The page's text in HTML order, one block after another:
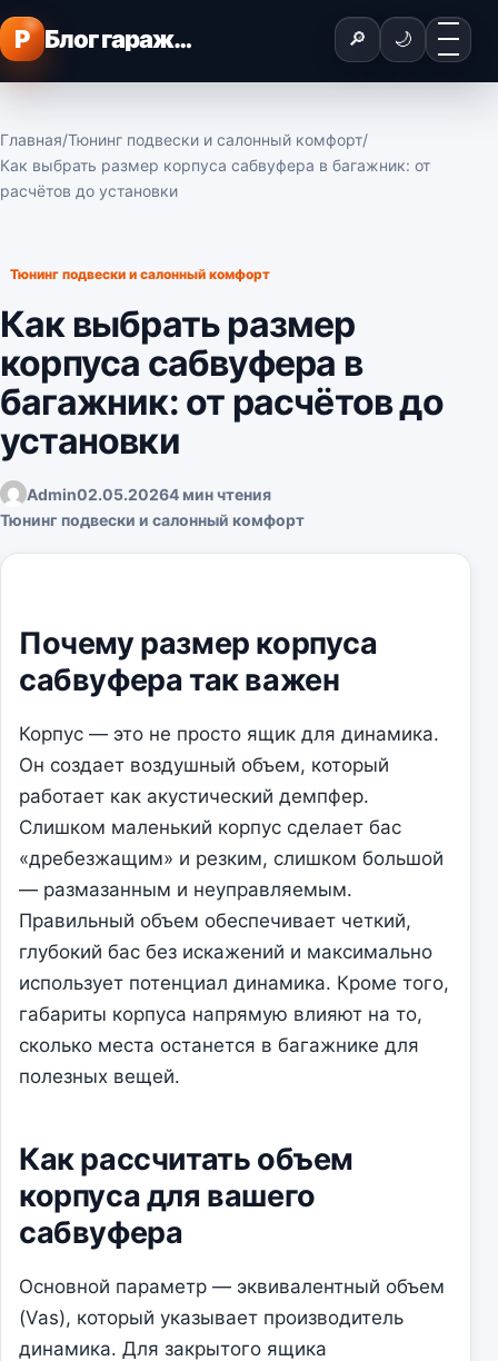
Перейти к содержимому
P Блог гаражного мастера 🔎 🌙 Меню
Главная/Тюнинг подвески и салонный комфорт/
Как выбрать размер корпуса сабвуфера в багажник: от
расчётов до установки
Тюнинг подвески и салонный комфорт
Как выбрать размер
корпуса сабвуфера в
багажник: от расчётов до
установки
Admin02.05.20264 мин чтения
Тюнинг подвески и салонный комфорт
Почему размер корпуса
сабвуфера так важен
Корпус — это не просто ящик для динамика.
Он создает воздушный объем, который
работает как акустический демпфер.
Слишком маленький корпус сделает бас
«дребезжащим» и резким, слишком большой
— размазанным и неуправляемым.
Правильный объем обеспечивает четкий,
глубокий бас без искажений и максимально
использует потенциал динамика. Кроме того,
габариты корпуса напрямую влияют на то,
сколько места останется в багажнике для
полезных вещей.
Как рассчитать объем
корпуса для вашего
сабвуфера
Основной параметр — эквивалентный объем
(Vas), который указывает производитель
динамика. Для закрытого ящика